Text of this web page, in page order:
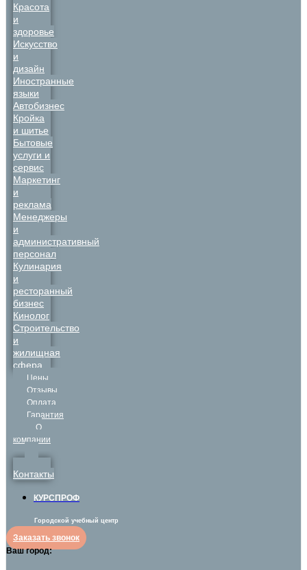
Красота
и
здоровье
Искусство
и
дизайн
Иностранные
языки
Автобизнес
Кройка
и шитье
Бытовые
услуги и
сервис
Маркетинг
и
реклама
Менеджеры
и
административный
персонал
Кулинария
и
ресторанный
бизнес
Кинолог
Строительство
и
жилищная
сфера
Цены
Отзывы
Оплата
Гарантия
О
компании
Контакты
КУРСПРОФ
Городской учебный центр
Заказать звонок
Ваш город: